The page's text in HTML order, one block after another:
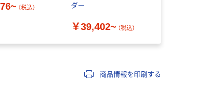
（税込）
ダー
￥39,402~ （税込）
商品情報を印刷する